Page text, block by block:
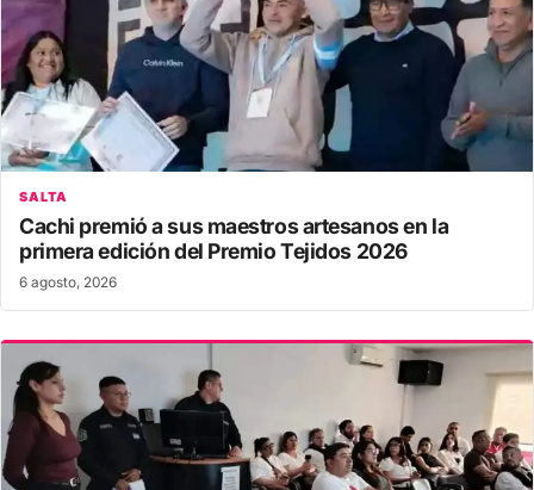
SALTA
Cachi premió a sus maestros artesanos en la
primera edición del Premio Tejidos 2026
6 agosto, 2026